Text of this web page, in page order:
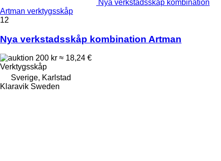
Nya verkstadsskåp kombination
Artman verktygsskåp
12
Nya verkstadsskåp kombination Artman
200 kr ≈ 18,24 €
Verktygsskåp
Sverige, Karlstad
Klaravik Sweden